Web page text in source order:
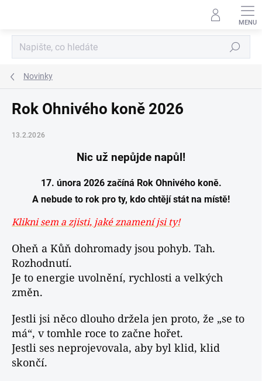
Hledat
Novinky
Rok Ohnivého koně 2026
13.2.2026
Nic už nepůjde napůl!
17. února 2026 začíná Rok Ohnivého koně.
A nebude to rok pro ty, kdo chtějí stát na místě!
Klikni sem a zjisti, jaké znamení jsi ty!
Oheň a Kůň dohromady jsou pohyb. Tah.
Rozhodnutí.
Je to energie uvolnění, rychlosti a velkých
změn.
Jestli jsi něco dlouho držela jen proto, že „se to
má“, v tomhle roce to začne hořet.
Jestli ses neprojevovala, aby byl klid, klid
skončí.